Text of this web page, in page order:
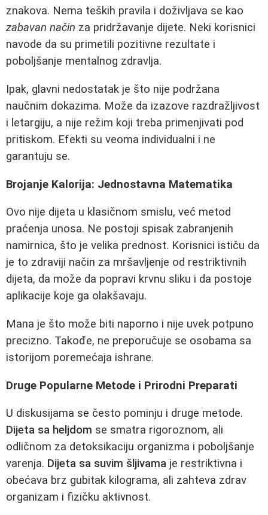
znakova. Nema teških pravila i doživljava se kao
zabavan način za pridržavanje dijete. Neki korisnici
navode da su primetili pozitivne rezultate i
poboljšanje mentalnog zdravlja.
Ipak, glavni nedostatak je što nije podržana
naučnim dokazima. Može da izazove razdražljivost
i letargiju, a nije režim koji treba primenjivati pod
pritiskom. Efekti su veoma individualni i ne
garantuju se.
Brojanje Kalorija: Jednostavna Matematika
Ovo nije dijeta u klasičnom smislu, već metod
praćenja unosa. Ne postoji spisak zabranjenih
namirnica, što je velika prednost. Korisnici ističu da
je to zdraviji način za mršavljenje od restriktivnih
dijeta, da može da popravi krvnu sliku i da postoje
aplikacije koje ga olakšavaju.
Mana je što može biti naporno i nije uvek potpuno
precizno. Takođe, ne preporučuje se osobama sa
istorijom poremećaja ishrane.
Druge Popularne Metode i Prirodni Preparati
U diskusijama se često pominju i druge metode.
Dijeta sa heljdom se smatra rigoroznom, ali
odličnom za detoksikaciju organizma i poboljšanje
varenja. Dijeta sa suvim šljivama je restriktivna i
obećava brz gubitak kilograma, ali zahteva zdrav
organizam i fizičku aktivnost.